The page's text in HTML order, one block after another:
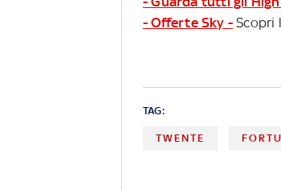
- Offerte Sky - Scopri
TAG:
TWENTE